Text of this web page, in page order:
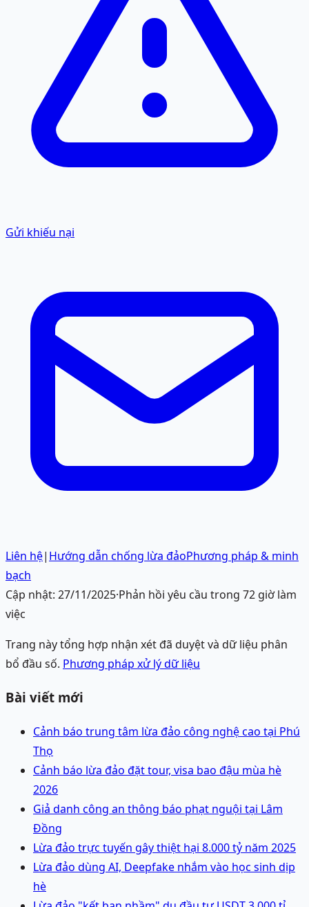
Gửi khiếu nại
Liên hệ| Hướng dẫn chống lừa đảoPhương pháp & minh
bạch
Cập nhật: 27/11/2025·Phản hồi yêu cầu trong 72 giờ làm
việc
Trang này tổng hợp nhận xét đã duyệt và dữ liệu phân
bổ đầu số. Phương pháp xử lý dữ liệu
Bài viết mới
Cảnh báo trung tâm lừa đảo công nghệ cao tại Phú
Thọ
Cảnh báo lừa đảo đặt tour, visa bao đậu mùa hè
2026
Giả danh công an thông báo phạt nguội tại Lâm
Đồng
Lừa đảo trực tuyến gây thiệt hại 8.000 tỷ năm 2025
Lừa đảo dùng AI, Deepfake nhắm vào học sinh dịp
hè